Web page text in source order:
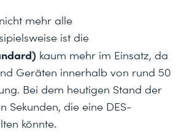
mehr alle
ist die
kaum mehr im Einsatz, da
Geräten innerhalb von rund 50
Bei dem heutigen Stand der
Sekunden, die eine DES-
könnte.